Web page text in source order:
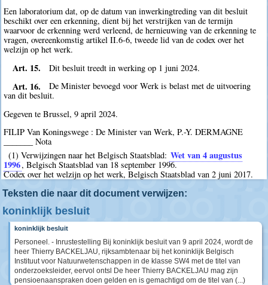
Een laboratorium dat, op de datum van inwerkingtreding van dit besluit
beschikt over een erkenning, dient bij het verstrijken van de termijn
waarvoor de erkenning werd verleend, de hernieuwing van de erkenning te
vragen, overeenkomstig artikel II.6-6, tweede lid van de codex over het
welzijn op het werk.
Art. 15. Dit besluit treedt in werking op 1 juni 2024.
Art. 16.
De Minister bevoegd voor Werk is belast met de uitvoering
van dit besluit.
Gegeven te Brussel, 9 april 2024.
FILIP Van Koningswege : De Minister van Werk, P.-Y. DERMAGNE
_______ Nota
(1) Verwijzingen naar het Belgisch Staatsblad: Wet van 4 augustus
1996, Belgisch Staatsblad van 18 september 1996.
Codex over het welzijn op het werk, Belgisch Staatsblad van 2 juni 2017.
Teksten die naar dit document verwijzen:
koninklijk besluit
koninklijk besluit
Personeel. - Inrustestelling Bij koninklijk besluit van 9 april 2024, wordt de
heer Thierry BACKELJAU, rijksambtenaar bij het koninklijk Belgisch
Instituut voor Natuurwetenschappen in de klasse SW4 met de titel van
onderzoeksleider, eervol ontsl De heer Thierry BACKELJAU mag zijn
pensioenaanspraken doen gelden en is gemachtigd om de titel van (...)